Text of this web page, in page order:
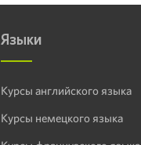
Языки
Курсы английского языка
Курсы немецкого языка